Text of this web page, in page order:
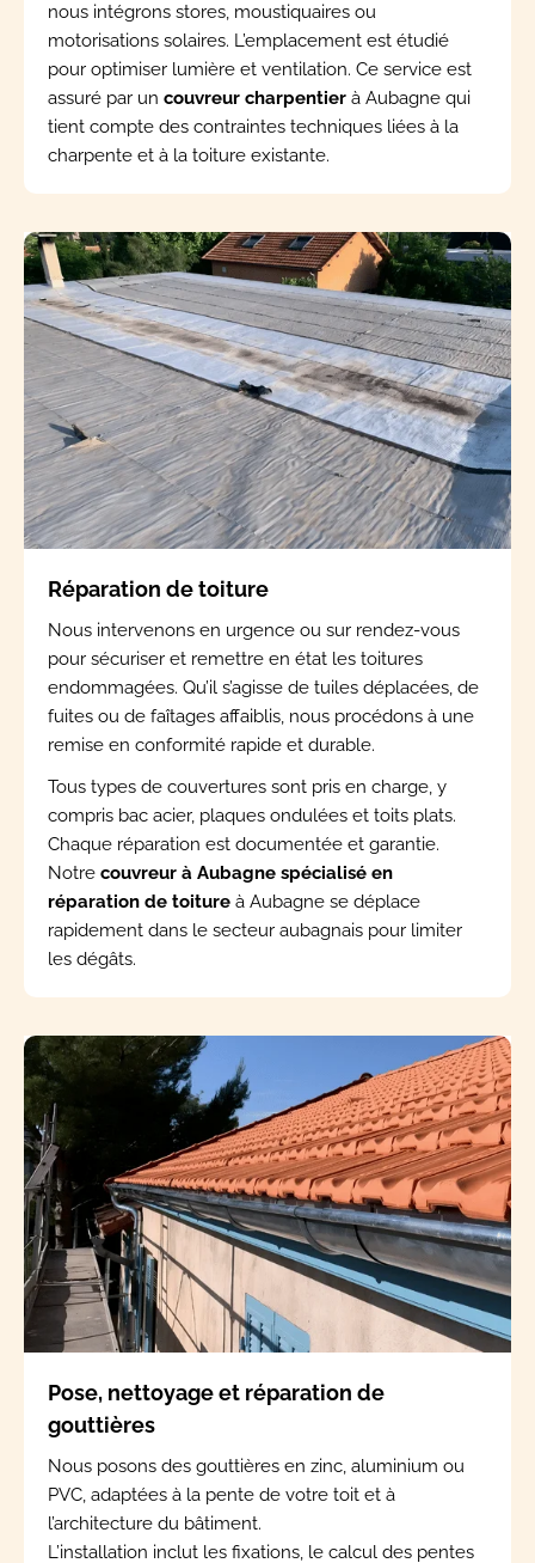
nous intégrons stores, moustiquaires ou
motorisations solaires. L’emplacement est étudié
pour optimiser lumière et ventilation. Ce service est
assuré par un couvreur charpentier à Aubagne qui
tient compte des contraintes techniques liées à la
charpente et à la toiture existante.
Réparation de toiture
Nous intervenons en urgence ou sur rendez-vous
pour sécuriser et remettre en état les toitures
endommagées. Qu’il s’agisse de tuiles déplacées, de
fuites ou de faîtages affaiblis, nous procédons à une
remise en conformité rapide et durable.
Tous types de couvertures sont pris en charge, y
compris bac acier, plaques ondulées et toits plats.
Chaque réparation est documentée et garantie.
Notre couvreur à Aubagne spécialisé en
réparation de toiture à Aubagne se déplace
rapidement dans le secteur aubagnais pour limiter
les dégâts.
Pose, nettoyage et réparation de
gouttières
Nous posons des gouttières en zinc, aluminium ou
PVC, adaptées à la pente de votre toit et à
l’architecture du bâtiment.
L’installation inclut les fixations, le calcul des pentes